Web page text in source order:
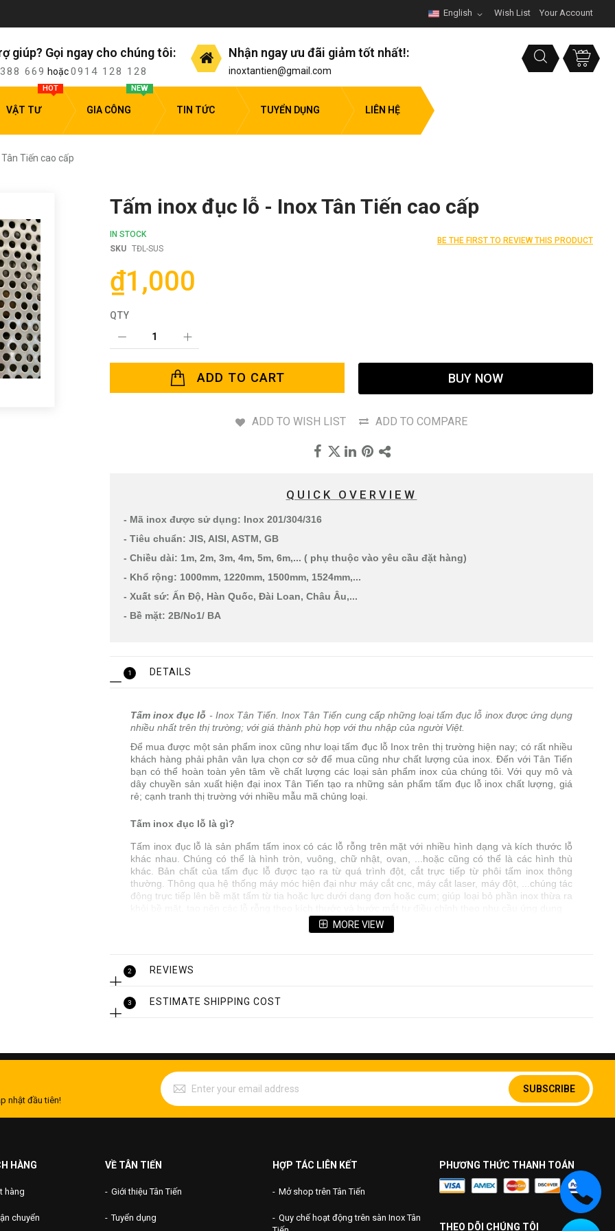
Wish List Your Account
English
giúp? Gọi ngay cho chúng tôi:
669 hoặc0914 128 128
Nhận ngay ưu đãi giảm tốt nhất!:
inoxtantien@gmail.com
VẬT TƯ
HOT
GIA CÔNG
NEW
TIN TỨC TUYỂN DỤNG LIÊN HỆ
Tiến cao cấp
Tấm inox đục lỗ - Inox Tân Tiến cao cấp
IN STOCK
SKU TĐL-SUS
BE THE FIRST TO REVIEW THIS PRODUCT
₫1,000
QTY
ADD TO CART BUY NOW
ADD TO WISH LIST ADD TO COMPARE
QUICK OVERVIEW
- Mã inox được sử dụng: Inox 201/304/316
- Tiêu chuẩn: JIS, AISI, ASTM, GB
- Chiều dài: 1m, 2m, 3m, 4m, 5m, 6m,... ( phụ thuộc vào yêu cầu đặt hàng)
- Khổ rộng: 1000mm, 1220mm, 1500mm, 1524mm,...
- Xuất sứ: Ấn Độ, Hàn Quốc, Đài Loan, Châu Âu,...
- Bề mặt: 2B/No1/ BA
1 DETAILS
Tấm inox đục lỗ - Inox Tân Tiến. Inox Tân Tiến cung cấp những loại tấm đục lỗ inox được ứng dụng
nhiều nhất trên thị trường; với giá thành phù hợp với thu nhập của người Việt.
Để mua được một sản phẩm inox cũng như loại tấm đục lỗ Inox trên thị trường hiện nay; có rất nhiều
khách hàng phải phân vân lựa chọn cơ sở để mua cũng như chất lượng của inox. Đến với Tân Tiến
bạn có thể hoàn toàn yên tâm về chất lượng các loại sản phẩm inox của chúng tôi. Với quy mô và
dây chuyền sản xuất hiện đại inox Tân Tiến tạo ra những sản phẩm tấm đục lỗ inox chất lượng, giá
rẻ; cạnh tranh thị trường với nhiều mẫu mã chủng loại.
Tấm inox đục lỗ là gì?
Tấm inox đục lỗ là sản phẩm tấm inox có các lỗ rỗng trên mặt với nhiều hình dạng và kích thước lỗ
khác nhau. Chúng có thể là hình tròn, vuông, chữ nhật, ovan, ...hoặc cũng có thể là các hình thù
khác. Bản chất của tấm đục lỗ được tạo ra từ quá trình đột, cắt trực tiếp từ phôi tấm inox thông
thường. Thông qua hệ thống máy móc hiện đại như máy cắt cnc, máy cắt laser, máy đột, ...chúng tác
động trực tiếp lên bề mặt tấm từ tia hoặc lực dưới dạng đơn hoặc cụm; giúp loại bỏ phần inox thừa ra
MORE VIEW
2 REVIEWS
3 ESTIMATE SHIPPING COST
nhật đầu tiên!
SUBSCRIBE
HÀNG
hàng
chuyển
VỀ TÂN TIẾN
Giới thiệu Tân Tiến
Tuyển dụng
HỢP TÁC LIÊN KẾT
Mở shop trên Tân Tiến
Quy chế hoạt động trên sàn Inox Tân
PHƯƠNG THỨC THANH TOÁN
THEO DÕI CHÚNG TÔI